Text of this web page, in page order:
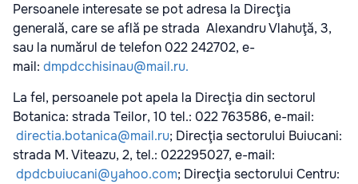
Persoanele interesate se pot adresa la Direcţia
generală, care se află pe strada Alexandru Vlahuţă, 3,
sau la numărul de telefon 022 242702, e-
mail: dmpdcchisinau@mail.ru.
La fel, persoanele pot apela la Direcţia din sectorul
Botanica: strada Teilor, 10 tel.: 022 763586, e-mail:
directia.botanica@mail.ru; Direcţia sectorului Buiucani:
strada M. Viteazu, 2, tel.: 022295027, e-mail:
dpdcbuiucani@yahoo.com; Direcţia sectorului Centru: